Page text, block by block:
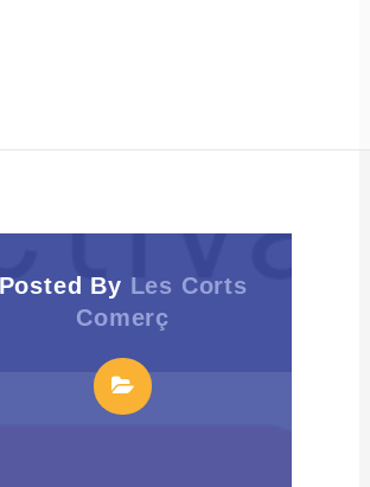
Posted By Les Corts
Comerç